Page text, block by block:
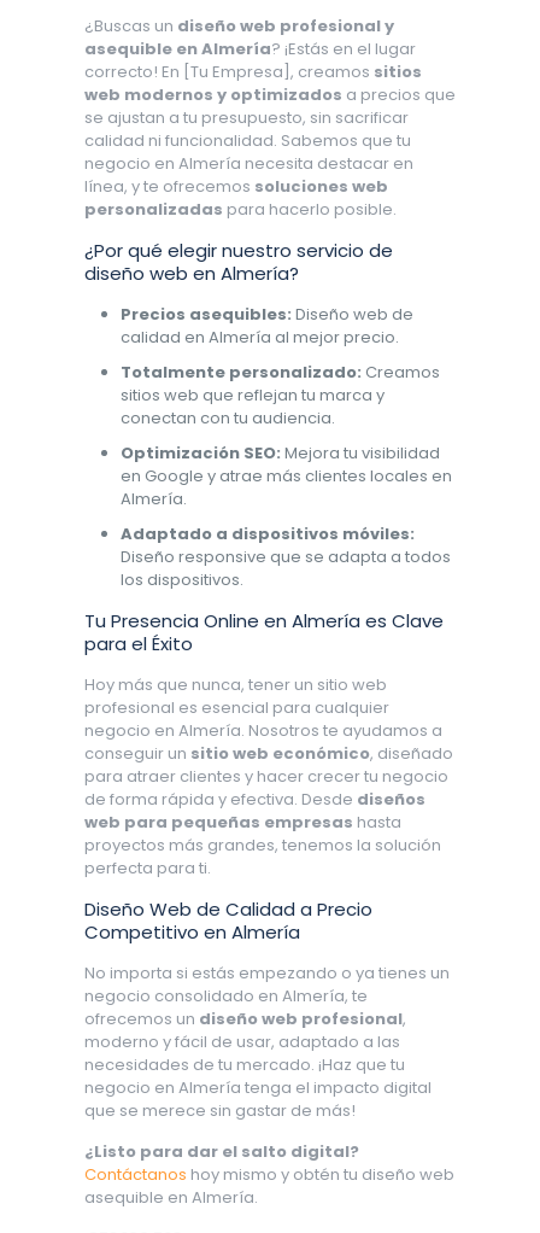
¿Buscas un diseño web profesional y
asequible en Almería? ¡Estás en el lugar
correcto! En [Tu Empresa], creamos sitios
web modernos y optimizados a precios que
se ajustan a tu presupuesto, sin sacrificar
calidad ni funcionalidad. Sabemos que tu
negocio en Almería necesita destacar en
línea, y te ofrecemos soluciones web
personalizadas para hacerlo posible.
¿Por qué elegir nuestro servicio de
diseño web en Almería?
Precios asequibles: Diseño web de
calidad en Almería al mejor precio.
Totalmente personalizado: Creamos
sitios web que reflejan tu marca y
conectan con tu audiencia.
Optimización SEO: Mejora tu visibilidad
en Google y atrae más clientes locales en
Almería.
Adaptado a dispositivos móviles:
Diseño responsive que se adapta a todos
los dispositivos.
Tu Presencia Online en Almería es Clave
para el Éxito
Hoy más que nunca, tener un sitio web
profesional es esencial para cualquier
negocio en Almería. Nosotros te ayudamos a
conseguir un sitio web económico, diseñado
para atraer clientes y hacer crecer tu negocio
de forma rápida y efectiva. Desde diseños
web para pequeñas empresas hasta
proyectos más grandes, tenemos la solución
perfecta para ti.
Diseño Web de Calidad a Precio
Competitivo en Almería
No importa si estás empezando o ya tienes un
negocio consolidado en Almería, te
ofrecemos un diseño web profesional,
moderno y fácil de usar, adaptado a las
necesidades de tu mercado. ¡Haz que tu
negocio en Almería tenga el impacto digital
que se merece sin gastar de más!
¿Listo para dar el salto digital?
Contáctanos hoy mismo y obtén tu diseño web
asequible en Almería.